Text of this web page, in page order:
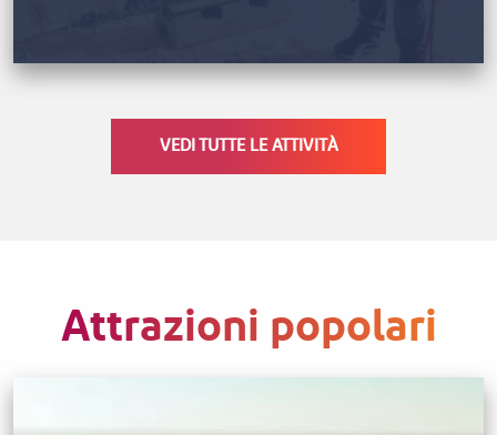
VEDI TUTTE LE ATTIVITÀ
Attrazioni popolari